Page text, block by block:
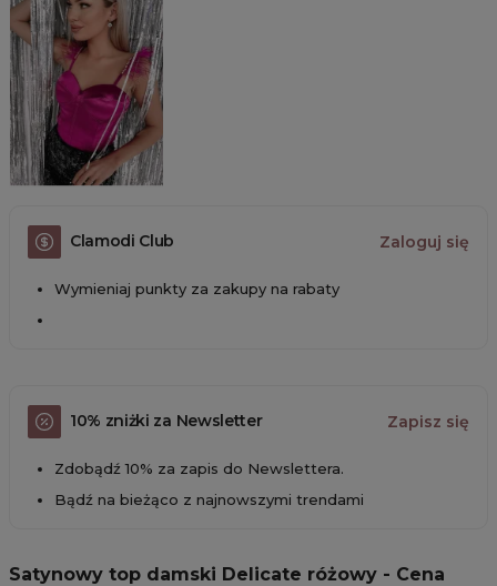
Clamodi Club Zaloguj się
Wymieniaj punkty za zakupy na rabaty
10% zniżki za Newsletter Zapisz się
Zdobądź 10% za zapis do Newslettera.
Bądź na bieżąco z najnowszymi trendami
Satynowy top damski Delicate różowy - Cena